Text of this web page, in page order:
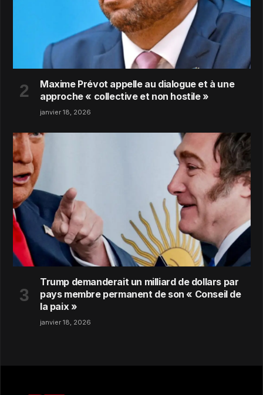
Maxime Prévot appelle au dialogue et à une
approche « collective et non hostile »
janvier 18, 2026
Trump demanderait un milliard de dollars par
pays membre permanent de son « Conseil de
la paix »
janvier 18, 2026